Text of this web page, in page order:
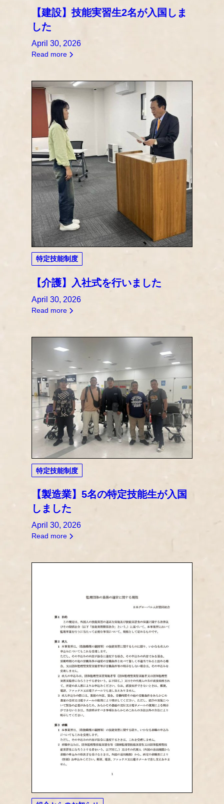
【建設】技能実習生2名が入国しま
した
April 30, 2026
Read more
特定技能制度
【介護】入社式を行いました
April 30, 2026
Read more
特定技能制度
【製造業】5名の特定技能生が入国
しました
April 30, 2026
Read more